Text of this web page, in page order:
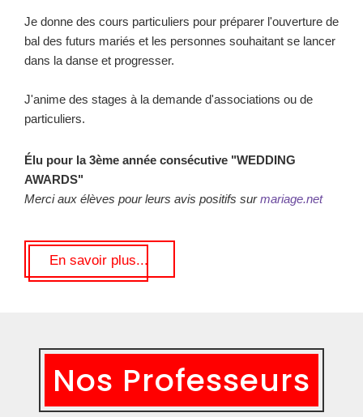
Je donne des cours particuliers pour préparer l'ouverture de
bal des futurs mariés et les personnes souhaitant se lancer
dans la danse et progresser.
J'anime des stages à la demande d'associations ou de
particuliers.
Élu pour la 3ème année consécutive "WEDDING
AWARDS"
Merci aux élèves pour leurs avis positifs surmariage.net
En savoir plus...
Nos Professeurs